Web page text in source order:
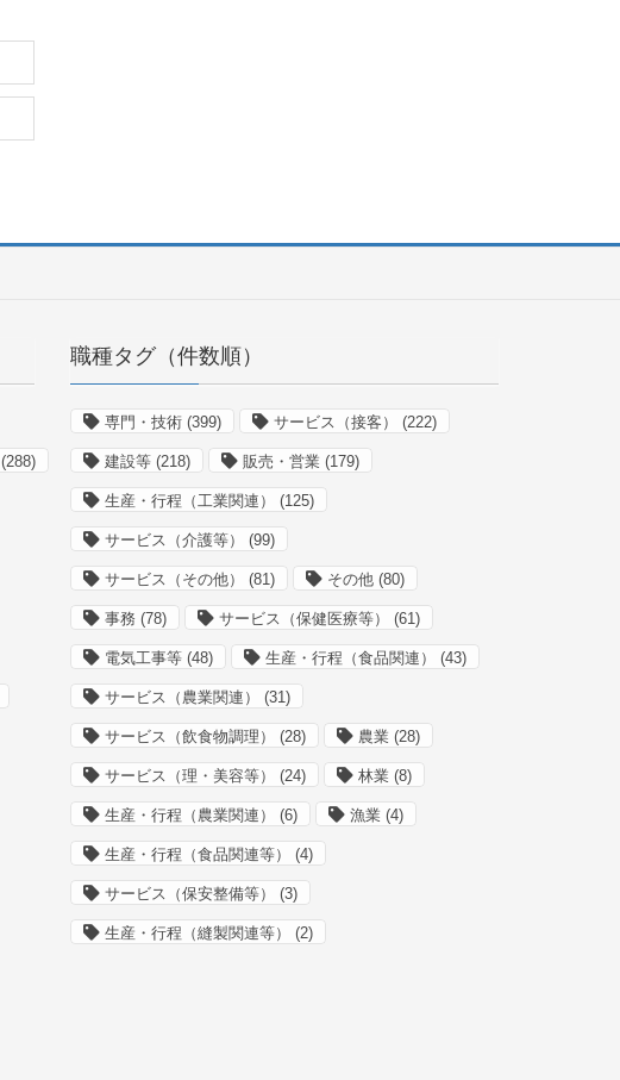
(288)
職種タグ（件数順）
専門・技術 (399) サービス（接客） (222)
建設等 (218) 販売・営業 (179)
生産・行程（工業関連） (125)
サービス（介護等） (99)
サービス（その他） (81) その他 (80)
事務 (78) サービス（保健医療等） (61)
電気工事等 (48) 生産・行程（食品関連） (43)
サービス（農業関連） (31)
サービス（飲食物調理） (28) 農業 (28)
サービス（理・美容等） (24) 林業 (8)
生産・行程（農業関連） (6) 漁業 (4)
生産・行程（食品関連等） (4)
サービス（保安整備等） (3)
生産・行程（縫製関連等） (2)